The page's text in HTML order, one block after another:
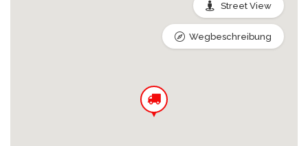
Street View
Wegbeschreibung